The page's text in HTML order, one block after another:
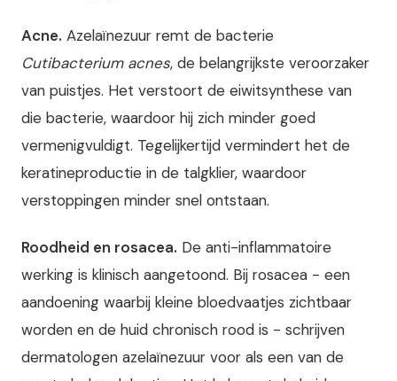
Acne. Azelaïnezuur remt de bacterie
Cutibacterium acnes, de belangrijkste veroorzaker
van puistjes. Het verstoort de eiwitsynthese van
die bacterie, waardoor hij zich minder goed
vermenigvuldigt. Tegelijkertijd vermindert het de
keratineproductie in de talgklier, waardoor
verstoppingen minder snel ontstaan.
Roodheid en rosacea. De anti-inflammatoire
werking is klinisch aangetoond. Bij rosacea - een
aandoening waarbij kleine bloedvaatjes zichtbaar
worden en de huid chronisch rood is - schrijven
dermatologen azelaïnezuur voor als een van de